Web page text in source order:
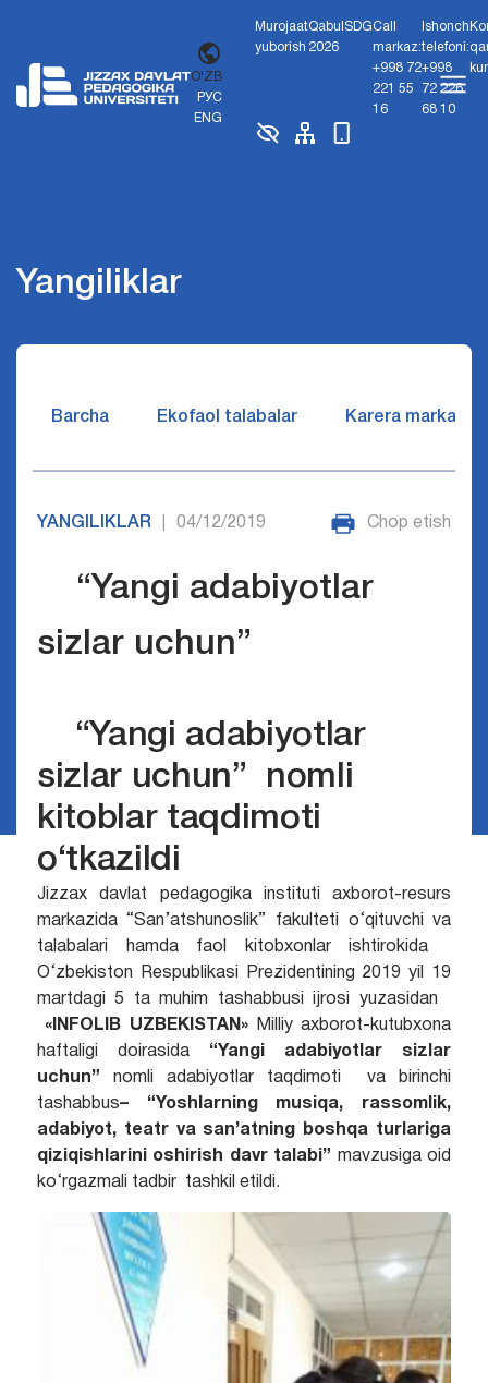
O'ZB
РУС
ENG
Murojaat
yuborish
Qabul
2026
SDGCall
markaz:
+998 72
221 55
16
Ishonch
telefoni:
+998
72 226
68 10
Yangiliklar
Barcha Ekofaol talabalar Karera markazi
YANGILIKLAR 04/12/2019 Chop etish
“Yangi adabiyotlar
sizlar uchun”
“Yangi adabiyotlar
sizlar uchun” nomli
kitoblar taqdimoti
o‘tkazildi
Jizzax davlat pedagogika instituti axborot-resurs
markazida “San’atshunoslik” fakulteti o‘qituvchi va
talabalari hamda faol kitobxonlar ishtirokida
O‘zbekiston Respublikasi Prezidentining 2019 yil 19
martdagi 5 ta muhim tashabbusi ijrosi yuzasidan
«INFOLIB UZBEKISTAN»Milliy axborot-kutubxona
haftaligi doirasida “Yangi adabiyotlar sizlar
uchun”
nomli adabiyotlar taqdimoti va birinchi
tashabbus– “Yoshlarning musiqa, rassomlik,
adabiyot, teatr va san’atning boshqa turlariga
qiziqishlarini oshirish davr talabi” mavzusiga oid
ko‘rgazmali tadbir tashkil etildi.